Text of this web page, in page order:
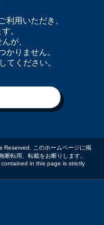
利用いただき、
。
が、
かりません。
てください。
Reserved. このホームページに掲
断転用、転載をお断りします。
in this page is strictly